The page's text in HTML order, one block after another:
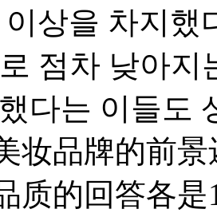
상을 차지
점차 낮아
다는 이들도
妆品牌的前
质的回答各